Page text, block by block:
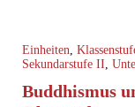
Einheiten,
Sekundarstufe II,
Buddhismus